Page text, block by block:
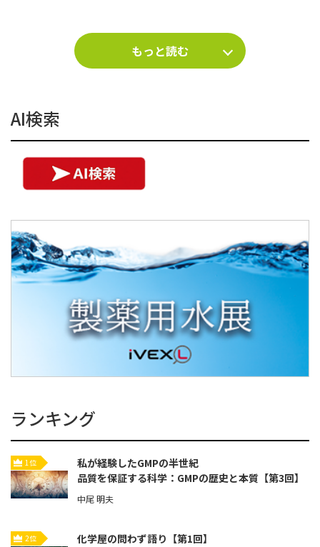
もっと読む
AI検索
ランキング
1位
私が経験したGMPの半世紀
品質を保証する科学：GMPの歴史と本質【第3回】
中尾 明夫
2位 化学屋の問わず語り【第1回】